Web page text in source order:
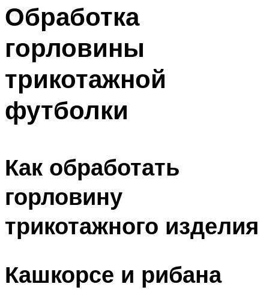
Обработка
горловины
трикотажной
футболки
Как обработать
горловину
трикотажного изделия
Кашкорсе и рибана